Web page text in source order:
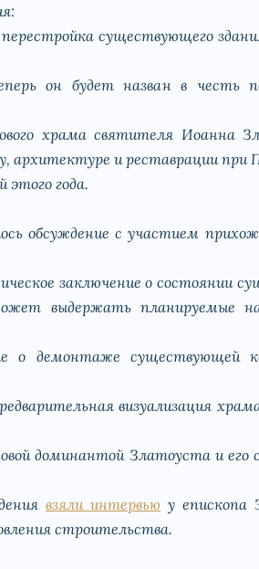
существующего
он будет назван в честь
храма святителя Иоанна
архитектуре и реставрации при
года.
обсуждение с участием
заключение о состоянии
выдержать планируемые
о демонтаже существующей
визуализация
доминантой Златоуста и его
взяли интервью у епископа
строительства.